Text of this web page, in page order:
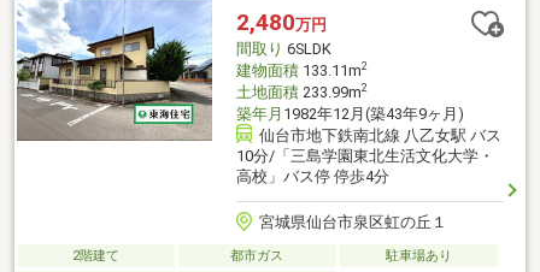
いただき、スペースや雰囲気をご確認いただけますと幸いです。
住宅ローンの融資や仮審査、支払い計画も一緒に考えてお手伝い
させていただきます。
2,480万円
間取り 6SLDK
建物面積133.11m2
土地面積233.99m2
築年月 1982年12月(築43年9ヶ月)
仙台市地下鉄南北線 八乙女駅 バス
10分/「三島学園東北生活文化大学・
高校」バス停 停歩4分
宮城県仙台市泉区虹の丘１
2階建て 都市ガス
駐車場あり